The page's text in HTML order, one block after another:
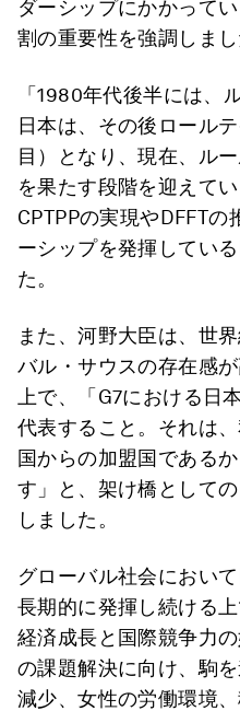
ダーシップにかかって
割の重要性を強調しまし
「1980年代後半には、
日本は、その後ロール
目）となり、現在、ル
を果たす段階を迎えて
CPTPPの実現やDFFT
ーシップを発揮してい
た。
また、河野大臣は、世
バル・サウスの存在感
上で、「G7における日
代表すること。それは
国からの加盟国である
す」と、架け橋として
しました。
グローバル社会におい
長期的に発揮し続ける
経済成長と国際競争力
の課題解決に向け、駒
減少、女性の労働環境